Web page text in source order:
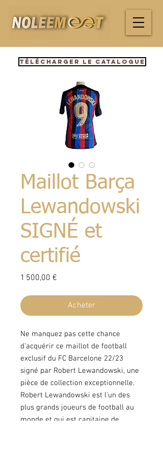
Télécharger le catalogue
Maillot Barça
Lewandowski
SIGNÉ et
certifié
1 500,00 €
Acheter
Ne manquez pas cette chance
d'acquérir ce maillot de football
exclusif du FC Barcelone 22/23
signé par Robert Lewandowski, une
pièce de collection exceptionnelle.
Robert Lewandowski est l'un des
plus grands joueurs de football au
monde et qui est capitaine de